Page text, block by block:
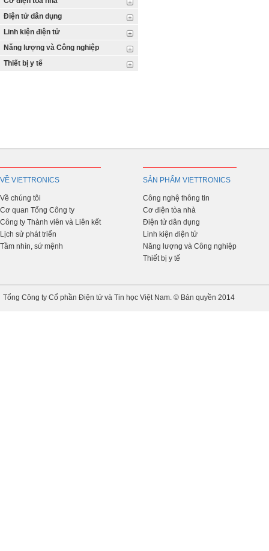
Điện tử dân dụng
Linh kiện điện tử
Năng lượng và Công nghiệp
Thiết bị y tế
VỀ VIETTRONICS
Về chúng tôi
Cơ quan Tổng Công ty
Công ty Thành viên và Liên kết
Lịch sử phát triển
Tầm nhìn, sứ mệnh
SẢN PHẨM VIETTRONICS
Công nghệ thông tin
Cơ điện tòa nhà
Điện tử dân dụng
Linh kiện điện tử
Năng lượng và Công nghiệp
Thiết bị y tế
Tổng Công ty Cổ phần Điện tử và Tin học Việt Nam. © Bản quyền 2014